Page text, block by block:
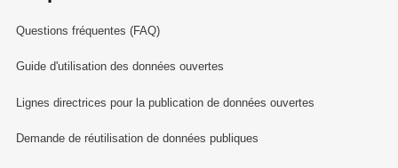
Questions fréquentes (FAQ)
Guide d'utilisation des données ouvertes
Lignes directrices pour la publication de données ouvertes
Demande de réutilisation de données publiques